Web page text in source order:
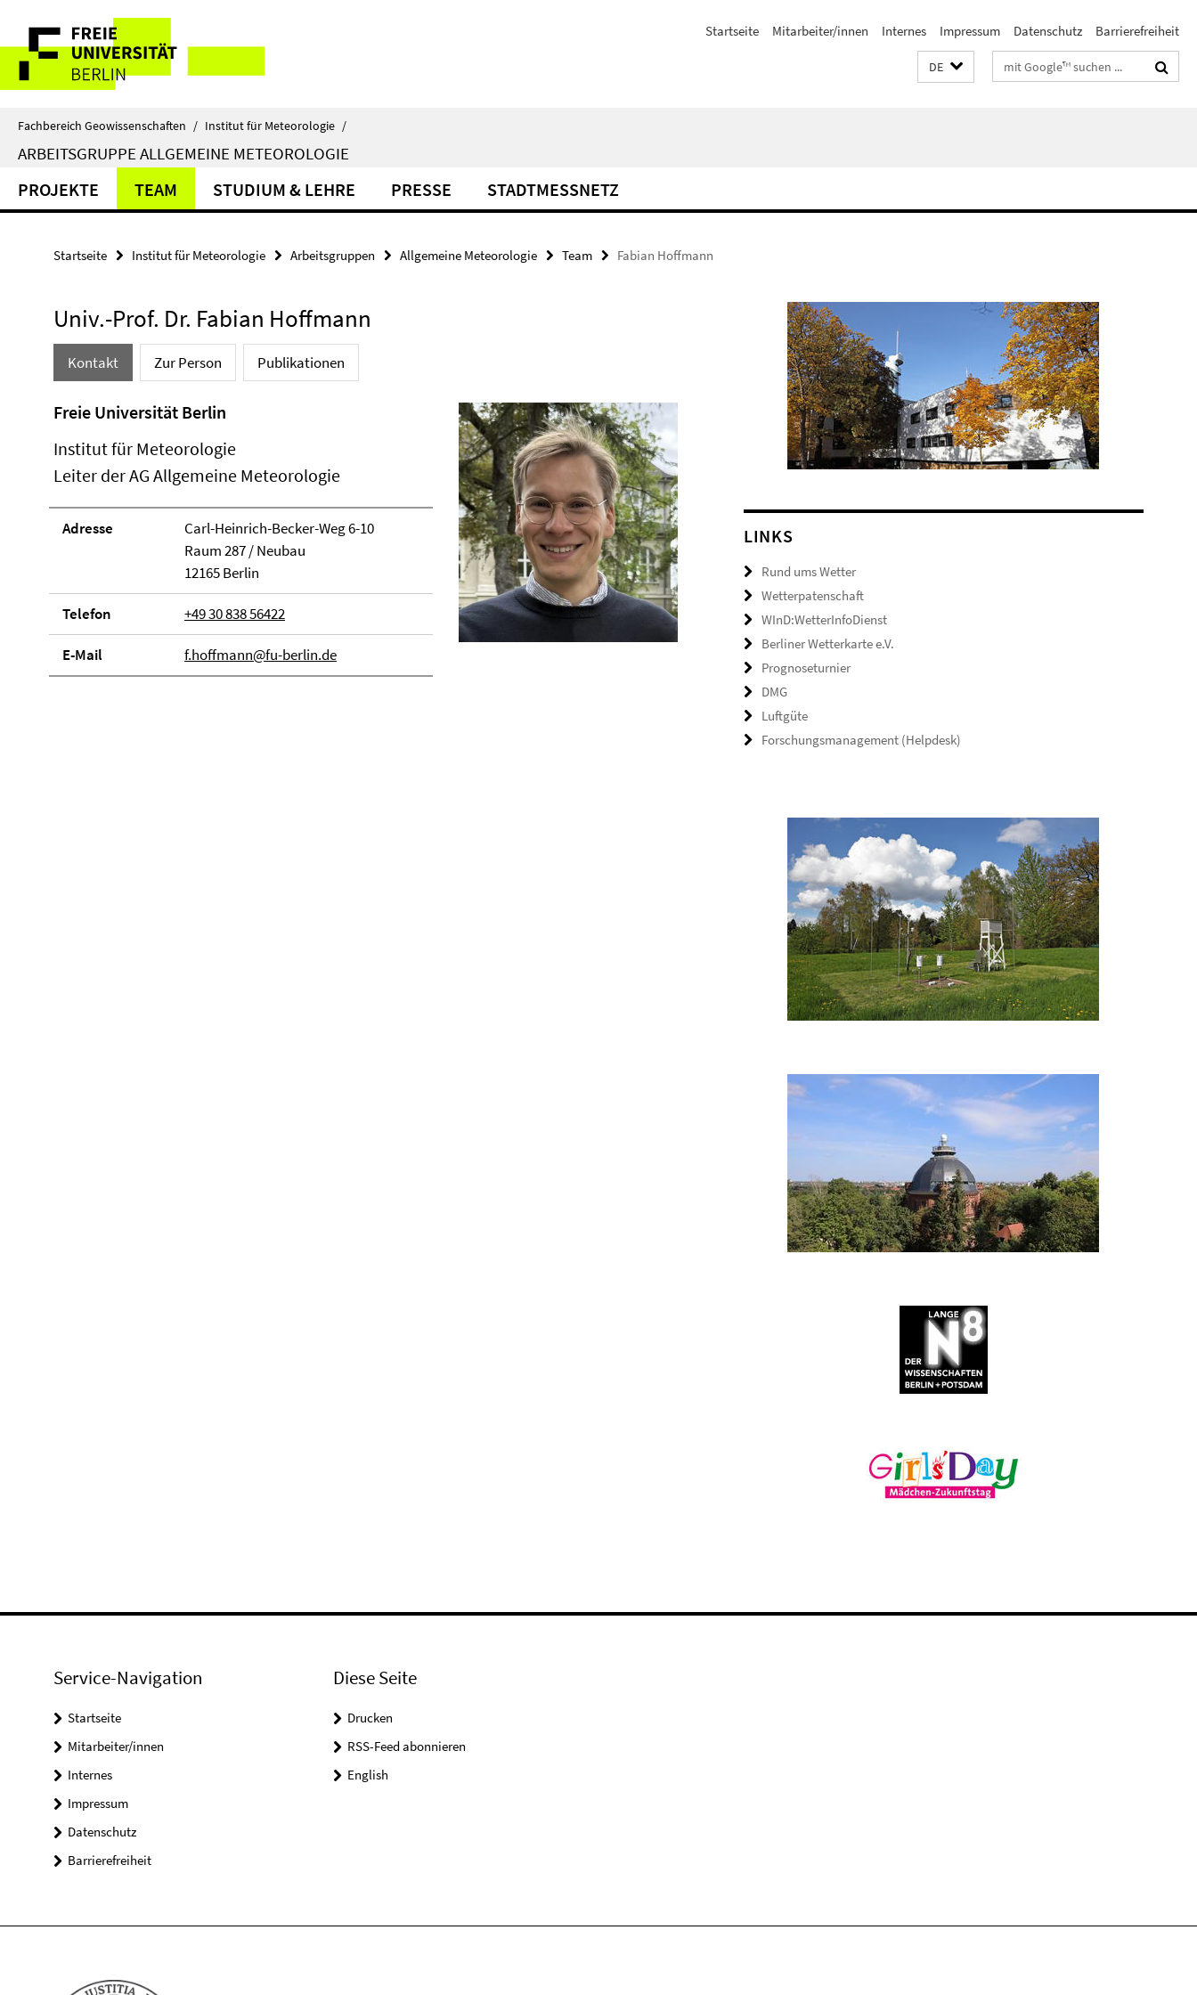
direkt
Inhalt
Service-
Navigation
Startseite Mitarbeiter/innen Internes Impressum Datenschutz Barrierefreiheit
DE Suchbegriffe
Fachbereich Geowissenschaften / Institut für Meteorologie /
ARBEITSGRUPPE ALLGEMEINE METEOROLOGIE
PROJEKTE TEAM STUDIUM & LEHRE PRESSE STADTMESSNETZ
Startseite Institut für Meteorologie Arbeitsgruppen Allgemeine Meteorologie Team Fabian Hoffmann
Univ.-Prof. Dr. Fabian Hoffmann
Kontakt Zur Person Publikationen
Freie Universität Berlin
Institut für Meteorologie
Leiter der AG Allgemeine Meteorologie
Adresse
Carl-Heinrich-Becker-Weg 6-10
Raum 287 / Neubau
12165 Berlin
Telefon +49 30 838 56422
E-Mail f.hoffmann@fu-berlin.de
LINKS
Rund ums Wetter
Wetterpatenschaft
WInD:WetterInfoDienst
Berliner Wetterkarte e.V.
Prognoseturnier
DMG
Luftgüte
Forschungsmanagement (Helpdesk)
Service-Navigation
Startseite
Mitarbeiter/innen
Internes
Impressum
Datenschutz
Barrierefreiheit
Diese Seite
Drucken
RSS-Feed abonnieren
English